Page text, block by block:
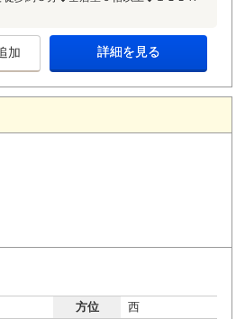
加 詳細を見る
方位 西